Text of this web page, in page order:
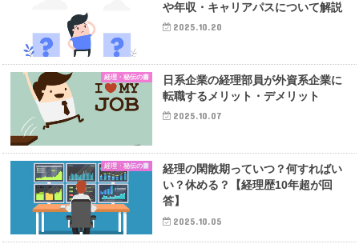
や年収・キャリアパスについて解説
2025.10.20
経理・秘伝の書
日系企業の経理部員が外資系企業に
転職するメリット・デメリット
2025.10.07
経理・秘伝の書
経理の閑散期っていつ？何すればい
い？休める？【経理歴10年超が回
答】
2025.10.05